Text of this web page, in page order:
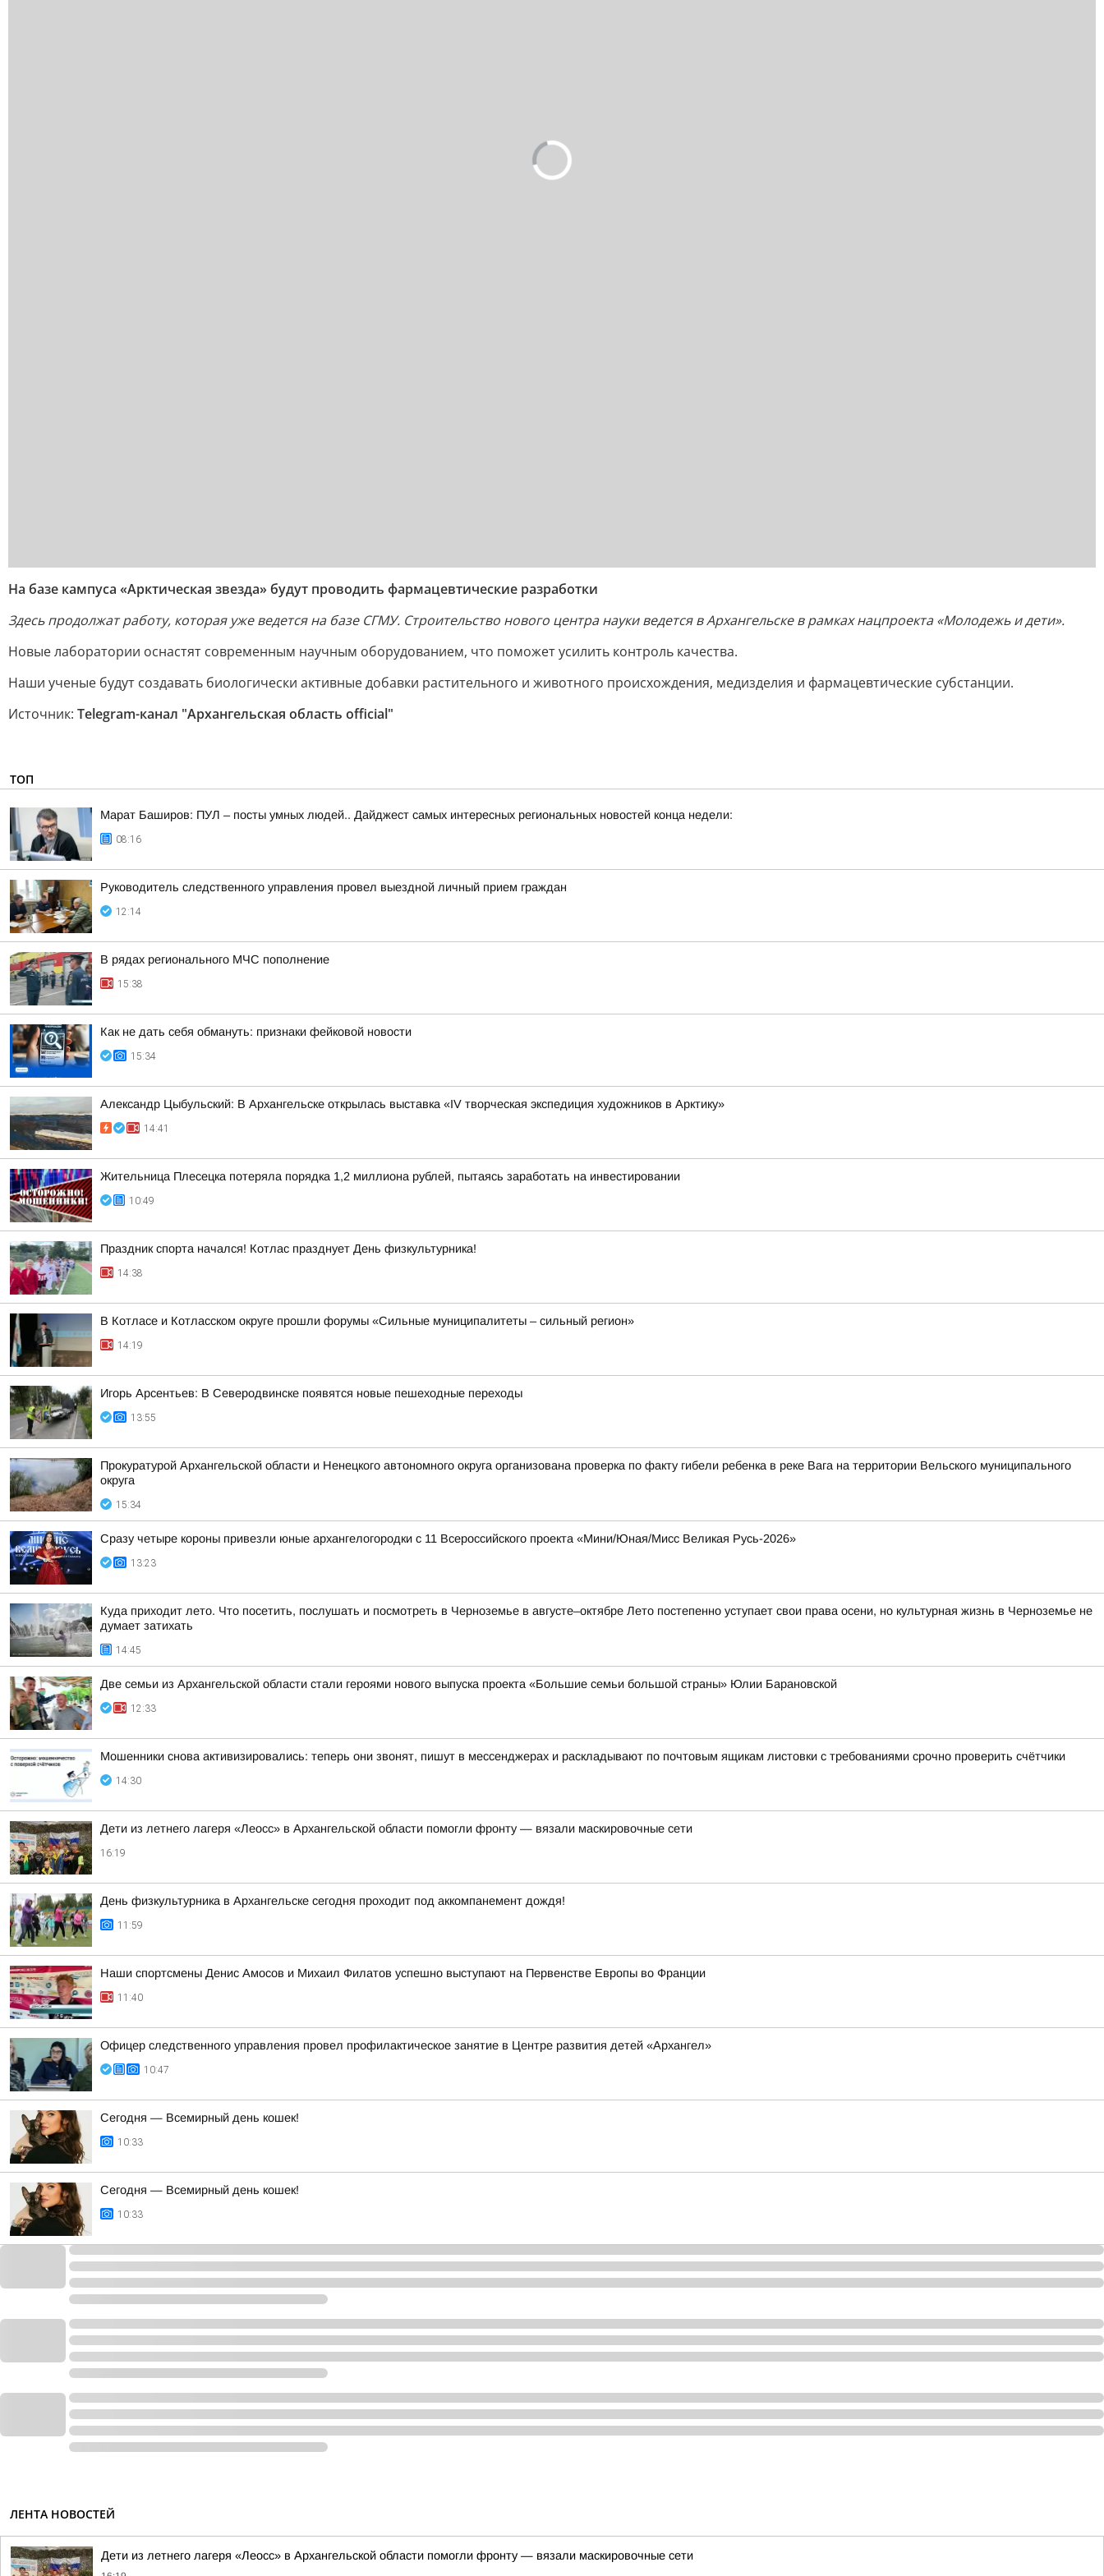
На базе кампуса «Арктическая звезда» будут проводить фармацевтические разработки
Здесь продолжат работу, которая уже ведется на базе СГМУ. Строительство нового центра науки ведется в Архангельске в рамках нацпроекта «Молодежь и дети».
Новые лаборатории оснастят современным научным оборудованием, что поможет усилить контроль качества.
Наши ученые будут создавать биологически активные добавки растительного и животного происхождения, медизделия и фармацевтические субстанции.
Источник: Telegram-канал "Архангельская область official"
ТОП
Марат Баширов: ПУЛ – посты умных людей.. Дайджест самых интересных региональных новостей конца недели:
08:16
Руководитель следственного управления провел выездной личный прием граждан
12:14
В рядах регионального МЧС пополнение
15:38
Как не дать себя обмануть: признаки фейковой новости
15:34
Александр Цыбульский: В Архангельске открылась выставка «IV творческая экспедиция художников в Арктику»
14:41
Жительница Плесецка потеряла порядка 1,2 миллиона рублей, пытаясь заработать на инвестировании
10:49
Праздник спорта начался! Котлас празднует День физкультурника!
14:38
В Котласе и Котласском округе прошли форумы «Сильные муниципалитеты – сильный регион»
14:19
Игорь Арсентьев: В Северодвинске появятся новые пешеходные переходы
13:55
Прокуратурой Архангельской области и Ненецкого автономного округа организована проверка по факту гибели ребенка в реке Вага на территории Вельского муниципального
округа
15:34
Сразу четыре короны привезли юные архангелогородки с 11 Всероссийского проекта «Мини/Юная/Мисс Великая Русь-2026»
13:23
Куда приходит лето. Что посетить, послушать и посмотреть в Черноземье в августе–октябре Лето постепенно уступает свои права осени, но культурная жизнь в Черноземье не
думает затихать
14:45
Две семьи из Архангельской области стали героями нового выпуска проекта «Большие семьи большой страны» Юлии Барановской
12:33
Мошенники снова активизировались: теперь они звонят, пишут в мессенджерах и раскладывают по почтовым ящикам листовки с требованиями срочно проверить счётчики
14:30
Дети из летнего лагеря «Леосс» в Архангельской области помогли фронту — вязали маскировочные сети
16:19
День физкультурника в Архангельске сегодня проходит под аккомпанемент дождя!
11:59
Наши спортсмены Денис Амосов и Михаил Филатов успешно выступают на Первенстве Европы во Франции
11:40
Офицер следственного управления провел профилактическое занятие в Центре развития детей «Архангел»
10:47
Сегодня — Всемирный день кошек!
10:33
Сегодня — Всемирный день кошек!
10:33
ЛЕНТА НОВОСТЕЙ
Дети из летнего лагеря «Леосс» в Архангельской области помогли фронту — вязали маскировочные сети